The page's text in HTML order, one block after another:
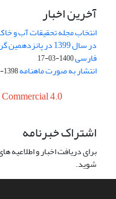
آخرین اخبار
انتخاب مجله تحقیقات آب و
در سال 1399 در
فارسی1400-03-17
انتشار به صورت ماهنامه1398-03-27
4.0
اشتراک خبرنامه
برای دریافت اخبار و
شوید.